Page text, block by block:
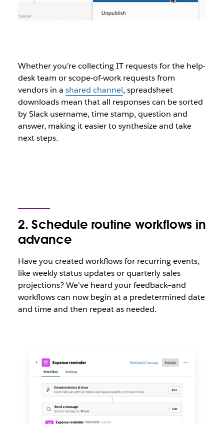
Whether you’re collecting IT requests for the help-
desk team or scope-of-work requests from
vendors in a shared channel, spreadsheet
downloads mean that all responses can be sorted
by Slack username, time stamp, question and
answer, making it easier to synthesize and take
next steps.
2. Schedule routine workflows in
advance
Have you created workflows for recurring events,
like weekly status updates or quarterly sales
projections? We’ve heard your feedback—and
workflows can now begin at a predetermined date
and time and then repeat as needed.